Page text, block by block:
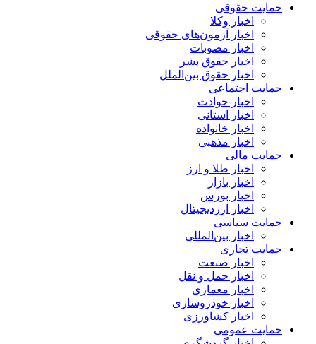
حمایت حقوقی
اخبار وکلا
اخبار آزمون‌های حقوقی
اخبار مصوبات
اخبار حقوق بشر
اخبار حقوق بین‌الملل
حمایت اجتماعی
اخبار حوادث
اخبار استانی
اخبار خانواده
اخبار مذهبی
حمایت مالی
اخبار طلا و ارز
اخبار بازار
اخبار بورس
اخبار ارزدیجیتال
حمایت سیاسی
اخبار بین‌المللی
حمایت تجاری
اخبار صنعت
اخبار حمل و نقل
اخبار معماری
اخبار خودروسازی
اخبار کشاورزی
حمایت عمومی